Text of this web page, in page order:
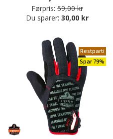
Førpris: 59,00 kr
Du sparer: 30,00 kr
Restparti
Spar 79%